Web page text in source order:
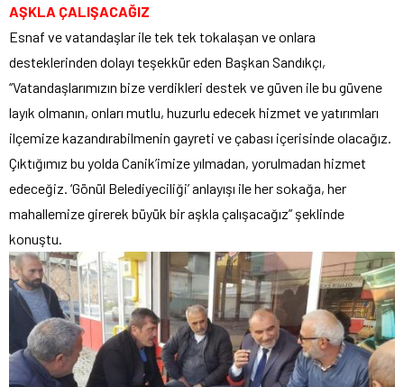
AŞKLA ÇALIŞACAĞIZ
Esnaf ve vatandaşlar ile tek tek tokalaşan ve onlara
desteklerinden dolayı teşekkür eden Başkan Sandıkçı,
“Vatandaşlarımızın bize verdikleri destek ve güven ile bu güvene
layık olmanın, onları mutlu, huzurlu edecek hizmet ve yatırımları
ilçemize kazandırabilmenin gayreti ve çabası içerisinde olacağız.
Çıktığımız bu yolda Canik’imize yılmadan, yorulmadan hizmet
edeceğiz. ‘Gönül Belediyeciliği’ anlayışı ile her sokağa, her
mahallemize girerek büyük bir aşkla çalışacağız” şeklinde
konuştu.